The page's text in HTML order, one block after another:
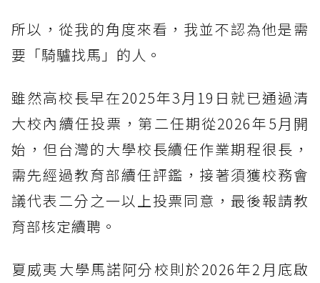
所以，從我的角度來看，我並不認為他是需
要「騎驢找馬」的人。
雖然高校長早在2025年3月19日就已通過清
大校內續任投票，第二任期從2026年5月開
始，但台灣的大學校長續任作業期程很長，
需先經過教育部續任評鑑，接著須獲校務會
議代表二分之一以上投票同意，最後報請教
育部核定續聘。
夏威夷大學馬諾阿分校則於2026年2月底啟